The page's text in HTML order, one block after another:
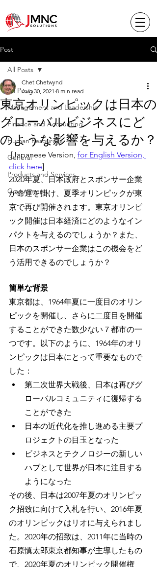
Post
All Posts
Management and Leadership
Finance and Accounting
Human Resources
General
Products and Services
Government
All Posts
東京オリンピックは日本の
グローバルビジネスにど
のような影響を与えるか？
Chet Chetwynd
Aug 30, 2021 8 min read
[Japanese Version, for English Version,
click here]
2020年夏、日本政府とスポンサー企業
が命運を掛け、夏季オリンピックが東
京で再び開催されます。東京オリンピ
ック開催は日本経済にどのようなイン
パクトを与えるのでしょうか？また、
日本のスポンサー企業はこの機会をど
う活用できるのでしょうか？
簡単な背景
東京都は、1964年夏に一度目のオリン
ピックを開催し、さらに二度目を開催
することができた数少ない７都市の一
つです。以下のように、1964年のオリ
ンピックは日本にとって重要なもので
した：
第二次世界大戦後、日本は再びグ
ローバルコミュニティに復帰する
ことができた
日本の近代化を推し進める主要プ
ロジェクトの目玉となった
ビジネスとテクノロジーの新しい
ハブとして世界が日本に注目する
ようになった
その後、日本は2007年夏のオリンピッ
ク招致に向けて入札を行い、2016年夏
のオリンピックはリオに与えられまし
た。2020年の招致は、2011年に当時の
石原慎太郎東京都知事が主導したもの
で、2020年夏のオリンピック開催権